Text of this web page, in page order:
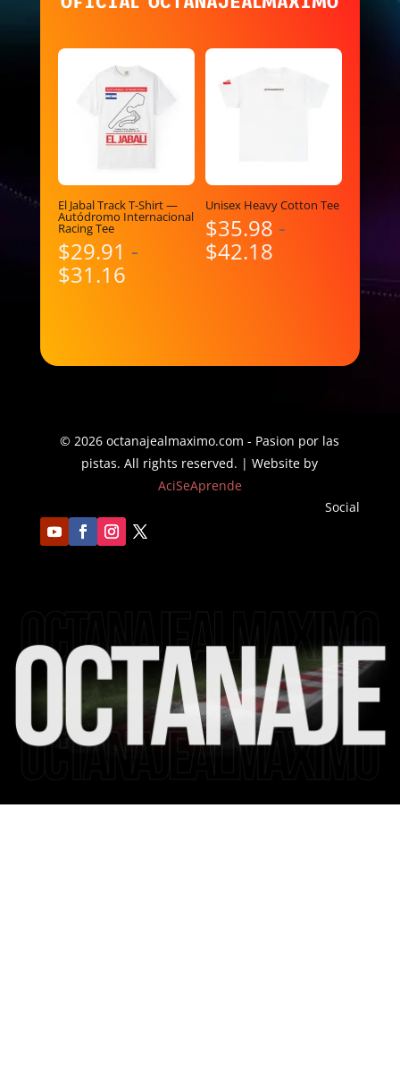
El Jabal Track T-Shirt —
Autódromo Internacional
Racing Tee
$29.91 -
$31.16Rango
$29.91
Unisex Heavy Cotton Tee
$35.98 -
$42.18
hasta
© 2026 octanajealmaximo.com - Pasion por las
pistas. All rights reserved. | Website by
AciSeAprende
Social